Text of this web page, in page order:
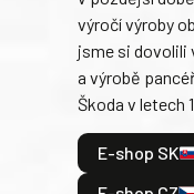
výročí výroby
jsme si dovolili
a výrobě
Škoda v letech
E-shop SK